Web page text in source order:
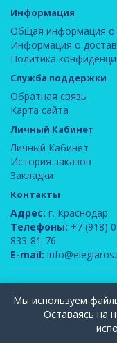
Информация
Общая информация о
Информация о
Политика
Служба поддержки
Обратная связь
Карта сайта
Личный Кабинет
Личный Кабинет
История заказов
Закладки
Контакты
Адрес: г. Краснодар
Телефоны: +7 (918)
833-81-76
E-mail:
Вся информация,
собственностью
авторском праве.
Мы используем
Оставаясь на